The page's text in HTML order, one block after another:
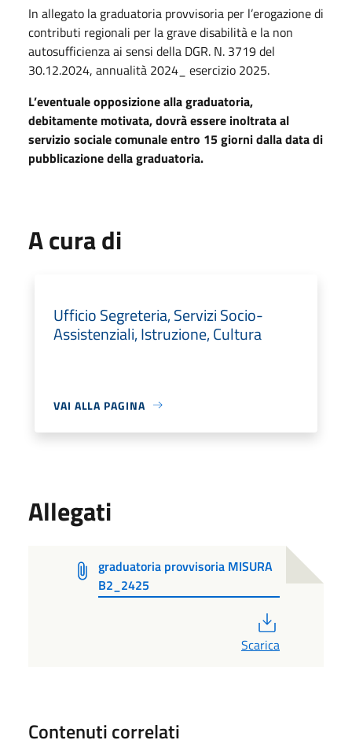
In allegato la graduatoria provvisoria per l’erogazione di
contributi regionali per la grave disabilità e la non
autosufficienza ai sensi della DGR. N. 3719 del
30.12.2024, annualità 2024_ esercizio 2025.
L’eventuale opposizione alla graduatoria,
debitamente motivata, dovrà essere inoltrata al
servizio sociale comunale entro 15 giorni dalla data di
pubblicazione della graduatoria.
A cura di
Ufficio Segreteria, Servizi Socio-
Assistenziali, Istruzione, Cultura
VAI ALLA PAGINA
Allegati
graduatoria provvisoria MISURA
B2_2425
Scarica
Contenuti correlati